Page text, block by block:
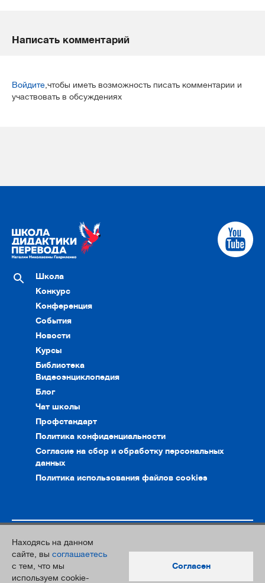
Написать комментарий
Войдите ,чтобы иметь возможность писать комментарии и
участвовать в обсуждениях
Школа
Конкурс
Конференция
События
Новости
Курсы
Библиотека
Видеоэнциклопедия
Блог
Чат школы
Профстандарт
Политика конфиденциальности
Согласие на сбор и обработку персональных
данных
Политика использования файлов cookies
© 2010–2026. Интернет-ресурс профессионального сообщества
преподавателей и переводчиков
Дизайн и разработка:
Находясь на данном
сайте, вы соглашаетесь
с тем, что мы
используем cookie-
Согласен